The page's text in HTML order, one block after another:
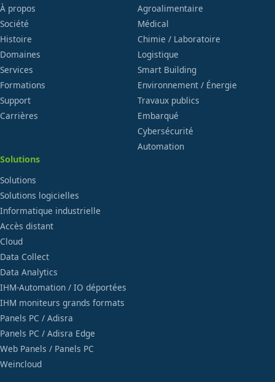
À propos
Société
Histoire
Domaines
Services
Formations
Support
Carrières
Agroalimentaire
Médical
Chimie / Laboratoire
Logistique
Smart Building
Environnement / Énergie
Travaux publics
Embarqué
Cybersécurité
Automation
Solutions
Solutions
Solutions logicielles
Informatique industrielle
Accès distant
Cloud
Data Collect
Data Analytics
IHM-Automation / IO déportées
IHM moniteurs grands formats
Panels PC / Adisra
Panels PC / Adisra Edge
Web Panels / Panels PC
Weincloud